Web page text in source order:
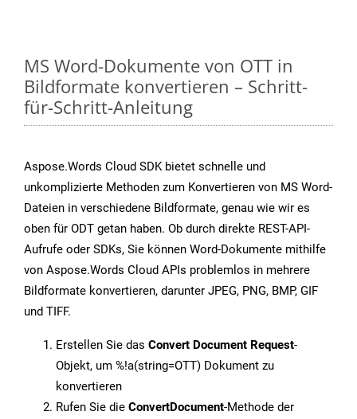
MS Word-Dokumente von OTT in
Bildformate konvertieren – Schritt-
für-Schritt-Anleitung
Aspose.Words Cloud SDK bietet schnelle und
unkomplizierte Methoden zum Konvertieren von MS Word-
Dateien in verschiedene Bildformate, genau wie wir es
oben für ODT getan haben. Ob durch direkte REST-API-
Aufrufe oder SDKs, Sie können Word-Dokumente mithilfe
von Aspose.Words Cloud APIs problemlos in mehrere
Bildformate konvertieren, darunter JPEG, PNG, BMP, GIF
und TIFF.
Erstellen Sie das Convert Document Request-
Objekt, um %!a(string=OTT) Dokument zu
konvertieren
Rufen Sie die ConvertDocument-Methode der